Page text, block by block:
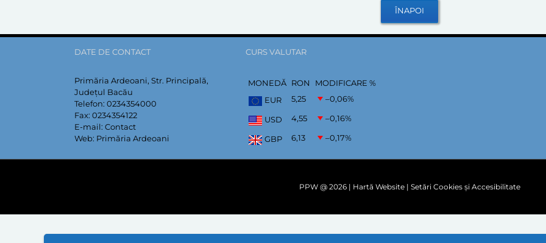
DATE DE CONTACT
Primăria Ardeoani, Str. Principală,
Județul Bacău
Telefon: 0234354000
Fax: 0234354122
E-mail: Contact
Web: Primăria Ardeoani
CURS VALUTAR
MONEDĂ RON
MODIFICARE %
EUR
5,25 –0,06%
USD 4,55 –0,16%
GBP 6,13 –0,17%
PPW @ 2026 | Hartă Website| Setări Cookies și Accesibilitate